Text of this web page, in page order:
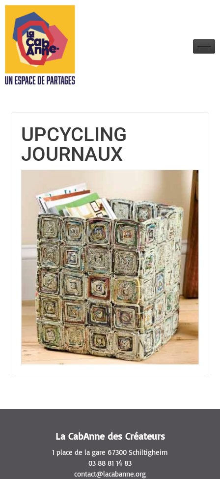
UPCYCLING
JOURNAUX
La CabAnne des Créateurs
1 place de la gare 67300 Schiltigheim
03 88 81 14 83
contact@lacabanne.org